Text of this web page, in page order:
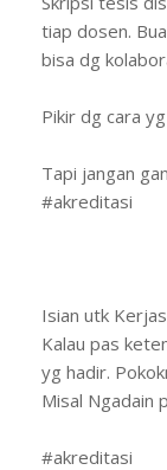
tiap dosen.
bisa dg
Pikir dg cara
Tapi jangan
#akreditasi
Isian utk
Kalau pas
yg hadir.
Misal Ngadain
#akreditasi